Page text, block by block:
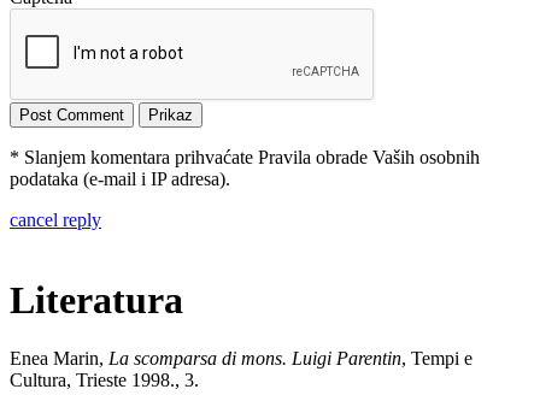
* Slanjem komentara prihvaćate Pravila obrade Vaših osobnih
podataka (e-mail i IP adresa).
cancel reply
Literatura
Enea Marin, La scomparsa di mons. Luigi Parentin, Tempi e
Cultura, Trieste 1998., 3.